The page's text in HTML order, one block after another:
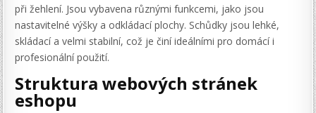
při žehlení. Jsou vybavena různými funkcemi, jako jsou
nastavitelné výšky a odkládací plochy. Schůdky jsou lehké,
skládací a velmi stabilní, což je činí ideálními pro domácí i
profesionální použití.
Struktura webových stránek
eshopu